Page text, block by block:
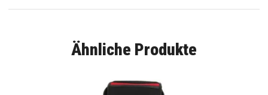
Ähnliche Produkte